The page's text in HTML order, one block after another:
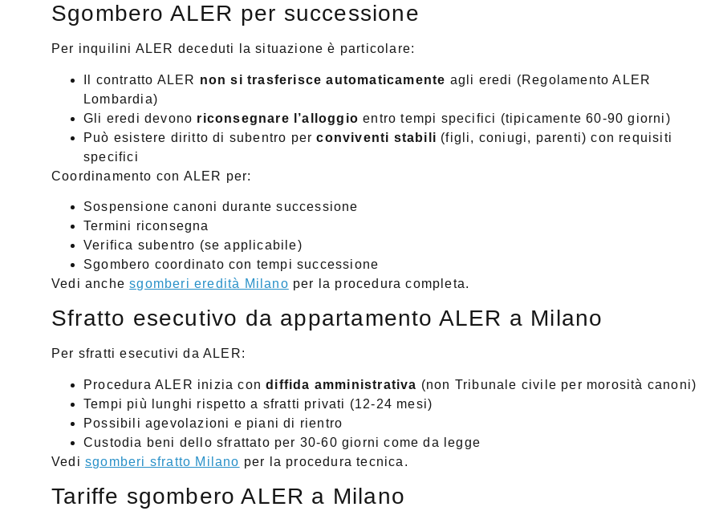
Sgombero ALER per successione
Per inquilini ALER deceduti la situazione è particolare:
Il contratto ALER non si trasferisce automaticamente agli eredi (Regolamento ALER
Lombardia)
Gli eredi devono riconsegnare l’alloggio entro tempi specifici (tipicamente 60-90 giorni)
Può esistere diritto di subentro perconviventi stabili (figli, coniugi, parenti) con requisiti
specifici
Coordinamento con ALER per:
Sospensione canoni durante successione
Termini riconsegna
Verifica subentro (se applicabile)
Sgombero coordinato con tempi successione
Vedi anchesgomberi eredità Milano per la procedura completa.
Sfratto esecutivo da appartamento ALER a Milano
Per sfratti esecutivi da ALER:
Procedura ALER inizia condiffida amministrativa (non Tribunale civile per morosità canoni)
Tempi più lunghi rispetto a sfratti privati (12-24 mesi)
Possibili agevolazioni e piani di rientro
Custodia beni dello sfrattato per 30-60 giorni come da legge
Vedi sgomberi sfratto Milano per la procedura tecnica.
Tariffe sgombero ALER a Milano